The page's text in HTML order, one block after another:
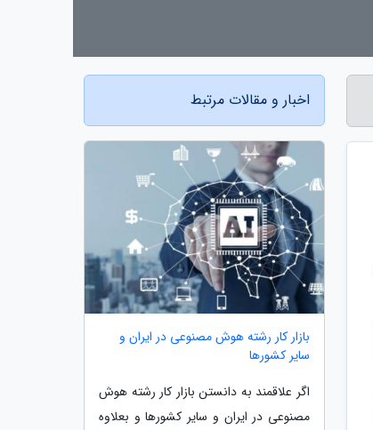
اخبار و مقالات مرتبط
بازار کار رشته هوش مصنوعی در ایران و
سایر کشورها
اگر علاقمند به دانستن بازار کار رشته هوش
مصنوعی در ایران و سایر کشورها و بعلاوه